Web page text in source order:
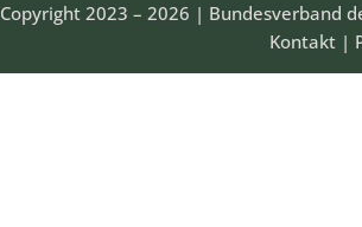
Copyright 2023 – 2026 | Bundesverband
Kontakt |